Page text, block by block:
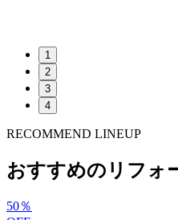
1
2
3
4
RECOMMEND LINEUP
おすすめのリフォ
50％